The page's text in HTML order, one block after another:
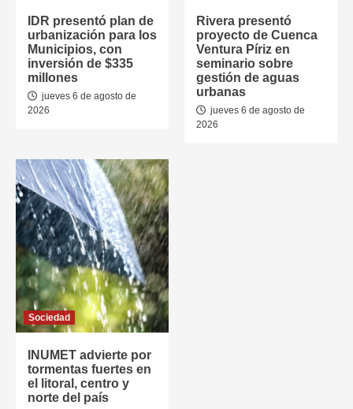
IDR presentó plan de
urbanización para los
Municipios, con
inversión de $335
millones
jueves 6 de agosto de
2026
Rivera presentó
proyecto de Cuenca
Ventura Píriz en
seminario sobre
gestión de aguas
urbanas
jueves 6 de agosto de
2026
Sociedad
INUMET advierte por
tormentas fuertes en
el litoral, centro y
norte del país